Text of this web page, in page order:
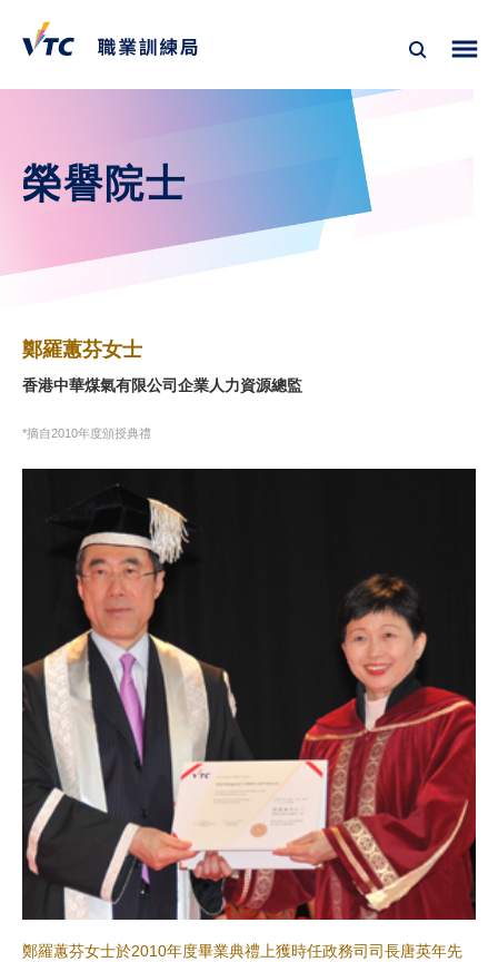
榮譽院士
鄭羅蕙芬女士
香港中華煤氣有限公司企業人力資源總監
*摘自2010年度頒授典禮
鄭羅蕙芬女士於2010年度畢業典禮上獲時任政務司司長唐英年先